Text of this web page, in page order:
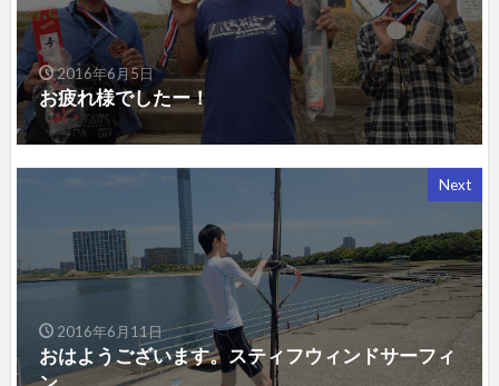
2016年6月5日
お疲れ様でしたー！
Next
2016年6月11日
おはようございます。スティフウィンドサーフィ